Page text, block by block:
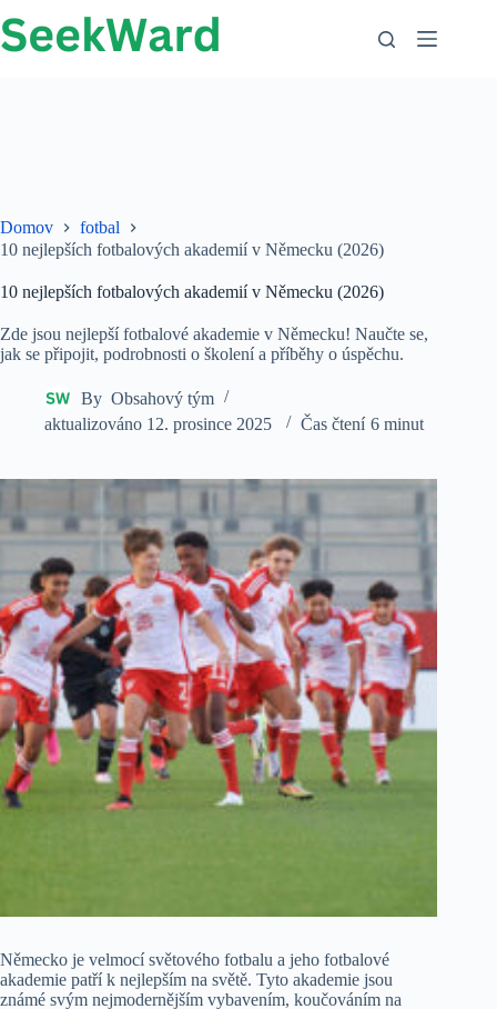
na
obsah
Domov
fotbal
10 nejlepších fotbalových akademií v Německu (2026)
10 nejlepších fotbalových akademií v Německu (2026)
Zde jsou nejlepší fotbalové akademie v Německu! Naučte se,
jak se připojit, podrobnosti o školení a příběhy o úspěchu.
By Obsahový tým
aktualizováno 12. prosince 2025 Čas čtení 6 minut
Německo je velmocí světového fotbalu a jeho fotbalové
akademie patří k nejlepším na světě. Tyto akademie jsou
známé svým nejmodernějším vybavením, koučováním na